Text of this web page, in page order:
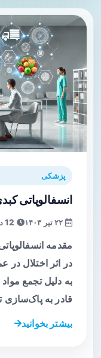
پزشکی
انسفالوپاتی
مقدمه
در اثر اختلال در
به دلیل تجمع
قادر به
بیشتر بخوانید